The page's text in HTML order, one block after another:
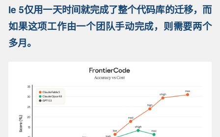
le 5仅用一天时间就完成了整个代码库的迁移，而
如果这项工作由一个团队手动完成，则需要两个
多月。